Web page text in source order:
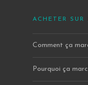
ACHETER SUR
Comment ça
Pourquoi ça